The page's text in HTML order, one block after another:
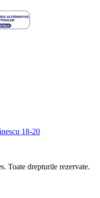
18-20
Toate drepturile rezervate.